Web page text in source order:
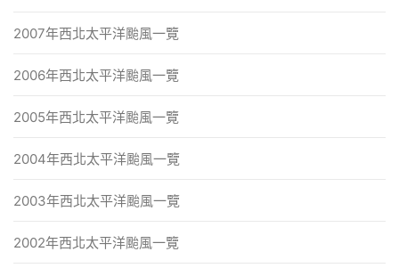
2007年西北太平洋颱風一覽
2006年西北太平洋颱風一覽
2005年西北太平洋颱風一覽
2004年西北太平洋颱風一覽
2003年西北太平洋颱風一覽
2002年西北太平洋颱風一覽